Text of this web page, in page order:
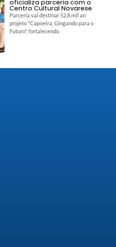
oficializa parceria com o
Centro Cultural Novarese
Parceria vai destinar 52,8 mil ao
projeto "Capoeira, Gingando para o
Futuro", fortalecendo